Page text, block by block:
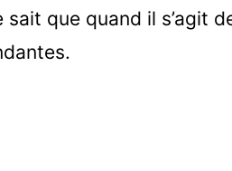
que quand il s’agit